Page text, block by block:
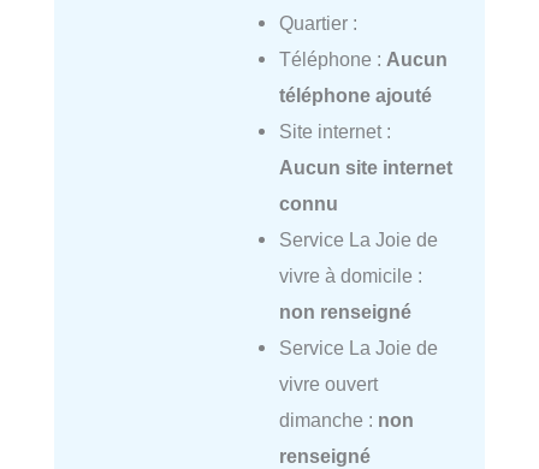
Quartier :
Téléphone : Aucun
téléphone ajouté
Site internet :
Aucun site internet
connu
Service La Joie de
vivre à domicile :
non renseigné
Service La Joie de
vivre ouvert
dimanche : non
renseigné